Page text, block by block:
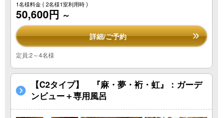
1名様料金( 2名様1室利用時 )
50,600円 ～
詳細/ご予約
定員:2～4名様
【C2タイプ】 『麻・夢・裄・虹』：ガーデ
ンビュー＋専用風呂